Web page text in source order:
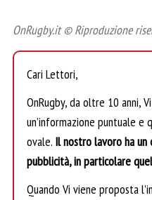
OnRugby.it © Riproduzione
Cari Lettori,
OnRugby, da oltre 10 anni,
un’informazione puntuale
ovale. Il nostro lavoro ha
pubblicità, in particolare
Quando Vi viene proposta